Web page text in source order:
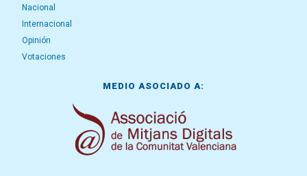
Nacional
Internacional
Opinión
Votaciones
MEDIO ASOCIADO A: